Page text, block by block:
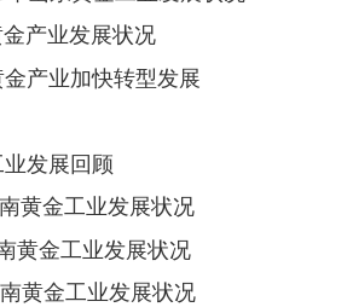
产业发展状况
产业加快转型发展
发展回顾
黄金工业发展状况
金工业发展状况
黄金工业发展状况